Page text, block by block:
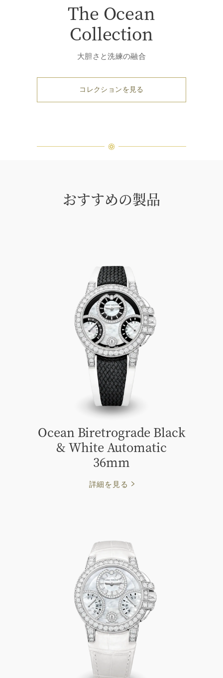
The Ocean
Collection
大胆さと洗練の融合
コレクションを見る
おすすめの製品
Ocean Biretrograde Black
& White Automatic
36mm
詳細を見る